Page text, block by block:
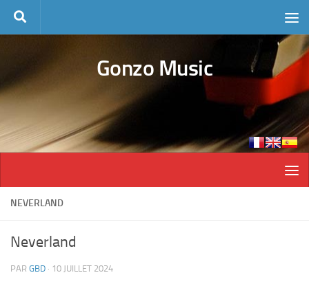
Skip to content
Gonzo Music
NEVERLAND
Neverland
PAR GBD · 10 JUILLET 2024